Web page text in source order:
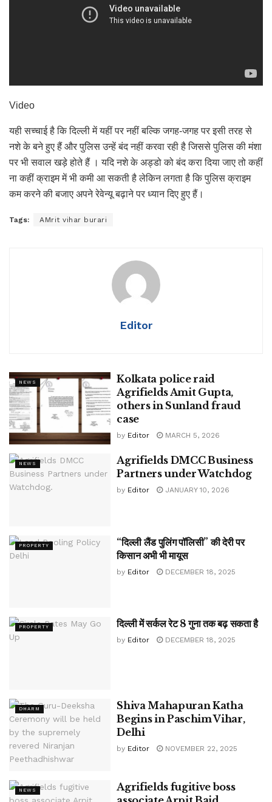
Video
यही सच्चाई है कि दिल्ली में यहीं पर नहीं बल्कि जगह-जगह पर इसी तरह से
नशे के बने हुए हैं और पुलिस उन्हें बंद नहीं करवा रही है जिससे पुलिस की मंशा
पर भी सवाल खड़े होते हैं । यदि नशे के अड्डो को बंद करा दिया जाए तो कहीं
ना कहीं क्राइम में भी कमी आ सकती है लेकिन लगता है कि पुलिस क्राइम
कम करने की बजाए अपने रेवेन्यू बढ़ाने पर ध्यान दिए हुए हैं।
Tags: AMrit vihar burari
Editor
NEWS
Kolkata police raid
Agrifields Amit Gupta,
others in Sunland fraud
case
by Editor MARCH 5, 2026
NEWS
Agrifields DMCC Business
Partners under Watchdog
by Editor JANUARY 10, 2026
PROPERTY
“दिल्ली लैंड पुलिंग पॉलिसी” की देरी पर
किसान अभी भी मायूस
by Editor DECEMBER 18, 2025
PROPERTY दिल्ली में सर्कल रेट 8 गुना तक बढ़ सकता है
by Editor DECEMBER 18, 2025
DHARM
Shiva Mahapuran Katha
Begins in Paschim Vihar,
Delhi
by Editor NOVEMBER 22, 2025
NEWS
Agrifields fugitive boss